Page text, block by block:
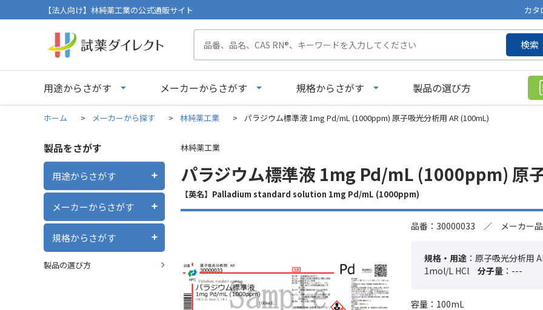
【法人向け】林純薬工業の公式通販サイト カタ
検索
用途からさがす メーカーからさがす 規格からさがす 製品の選び方
ホーム > メーカーから探す > 林純薬工業 > パラジウム標準液 1mg Pd/mL (1000ppm) 原子吸光分析用 AR (100mL)
製品をさがす
用途からさがす
メーカーからさがす
規格からさがす
製品の選び方
林純薬工業
パラジウム標準液 1mg Pd/mL (1000ppm) 原
【英名】Palladium standard solution 1mg Pd/mL (1000ppm)
品番：30000033 ／ メーカー
規格・用途 ：原子吸光分析用
1mol/L HCl
分子量 ：---
容量：100mL